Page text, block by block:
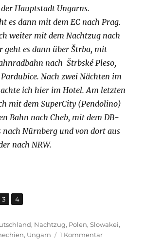
Hauptstadt Ungarns.
es dann mit dem EC nach Prag.
weiter mit dem Nachtzug nach
geht es dann über Štrba, mit
nach Štrbské Pleso,
Nach zwei Nächten im
ich hier im Hotel. Am letzten
mit dem SuperCity (Pendolino)
Bahn nach Cheb, mit dem DB-
nach Nürnberg und von dort aus
nach NRW.
in Polen, Ungarn,
,
Seite
3 ,
Seite
4
, Nachtzug, Polen,Slowakei,
, Ungarn 1 Kommentarzu